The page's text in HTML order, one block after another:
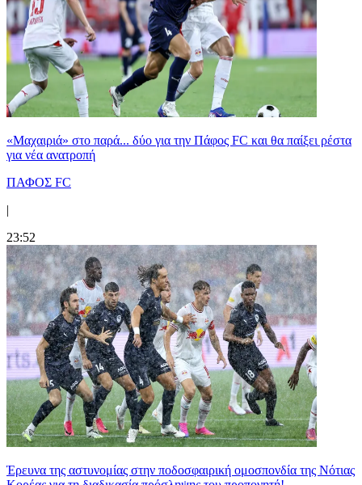
«Μαχαιριά» στο παρά... δύο για την Πάφος FC και θα παίξει ρέστα
για νέα ανατροπή
ΠΑΦΟΣ FC
|
23:52
Έρευνα της αστυνομίας στην ποδοσφαιρική ομοσπονδία της Νότιας